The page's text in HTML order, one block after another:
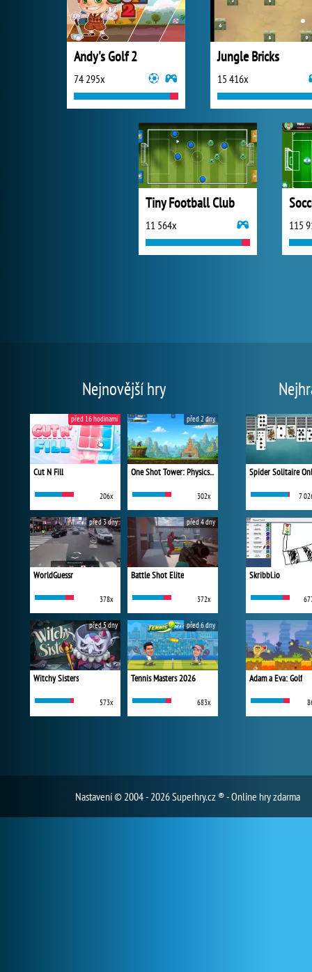
Andy's Golf 2
74 295x
Jungle Bricks
15 416x
Tiny Football Club
11 564x 115
Nejnovější hry
Cut N Fill
206x
před 16 hodinami
One Shot Tower: Physics Destroyer
302x
před 2 dny
WorldGuessr
378x
před 3 dny
Battle Shot Elite
372x
před 4 dny
Witchy Sisters
573x
před 5 dny
Tennis Masters 2026
683x
před 6 dny
Spider Solitaire
7
Skribbl.io
Adam a Eva: Golf
Nastavení© 2004 - 2026 Superhry.cz ® - Online hry zdarma